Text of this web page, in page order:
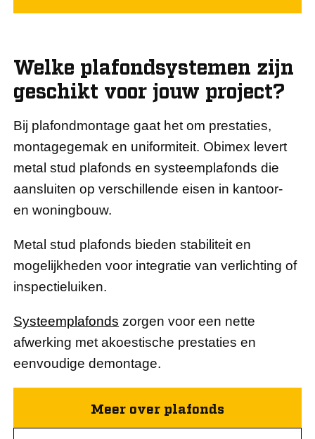
Welke plafondsystemen zijn
geschikt voor jouw project?
Bij plafondmontage gaat het om prestaties,
montagegemak en uniformiteit. Obimex levert
metal stud plafonds en systeemplafonds die
aansluiten op verschillende eisen in kantoor-
en woningbouw.
Metal stud plafonds bieden stabiliteit en
mogelijkheden voor integratie van verlichting of
inspectieluiken.
Systeemplafonds zorgen voor een nette
afwerking met akoestische prestaties en
eenvoudige demontage.
Meer over plafonds